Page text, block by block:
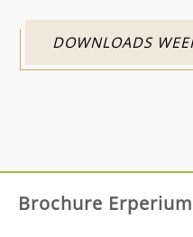
DOWNLOADS
Brochure